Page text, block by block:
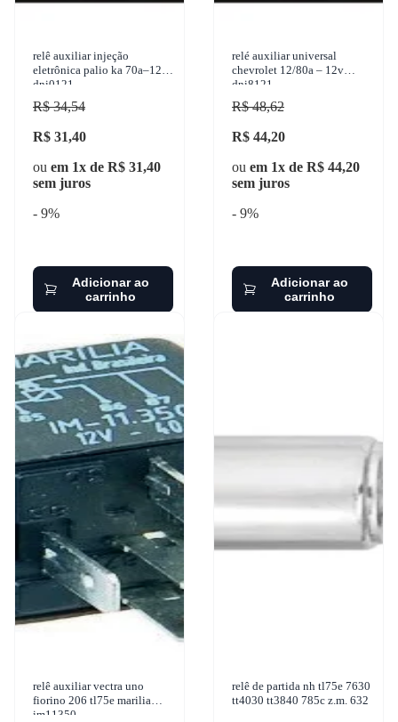
relê auxiliar injeção
eletrônica palio ka 70a–12v
dni0121
R$ 34,54
R$ 31,40
ou em 1x de R$ 31,40
sem juros
- 9%
Adicionar ao
carrinho
relé auxiliar universal
chevrolet 12/80a – 12v
dni8121
R$ 48,62
R$ 44,20
ou em 1x de R$ 44,20
sem juros
- 9%
Adicionar ao
carrinho
relê auxiliar vectra uno
fiorino 206 tl75e marilia
im11350
relê de partida nh tl75e 7630
tt4030 tt3840 785c z.m. 632